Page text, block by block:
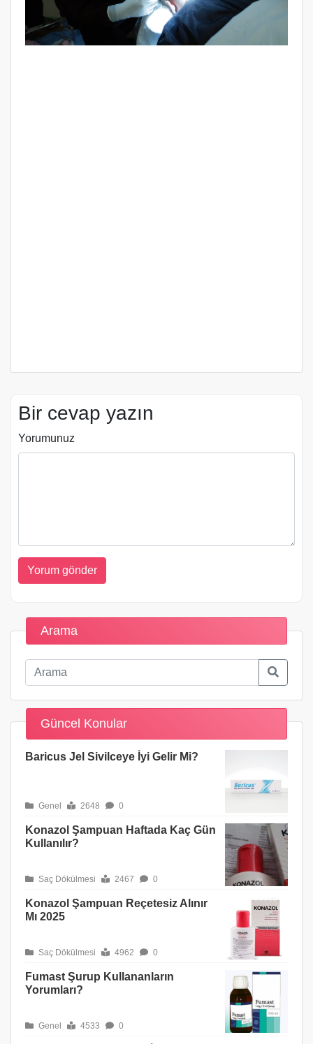
Bir cevap yazın
Yorumunuz
Arama
Güncel Konular
Baricus Jel Sivilceye İyi Gelir Mi?
Genel 2648 0
Konazol Şampuan Haftada Kaç Gün
Kullanılır?
Saç Dökülmesi 2467 0
Konazol Şampuan Reçetesiz Alınır
Mı 2025
Saç Dökülmesi 4962 0
Fumast Şurup Kullananların
Yorumları?
Genel 4533 0